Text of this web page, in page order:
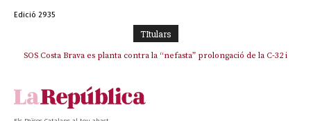
Edició 2935
TItulars
SOS Costa Brava es planta contra la “nefasta” prolongació de la C-32 i